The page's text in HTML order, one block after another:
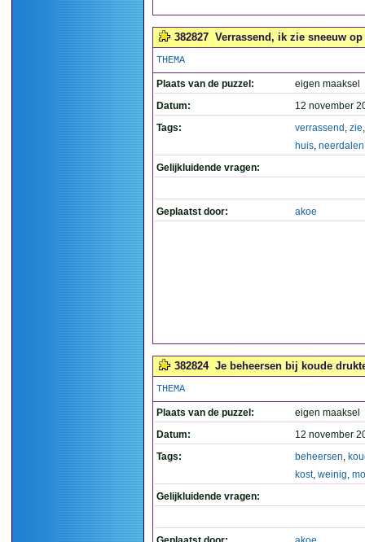
382827 Verrassend, ik zie sneeuw
THEMA
Plaats van de puzzel:
eigen maaksel
Datum:
12 november
Tags:
verrassend , zie
huis, neerdalen
Gelijkluidende vragen:
Geplaatst door: akoe
382824 Je beheersen bij koude
THEMA
Plaats van de puzzel:
eigen maaksel
Datum:
12 november
Tags:
beheersen,
kost, weinig,
Gelijkluidende vragen: